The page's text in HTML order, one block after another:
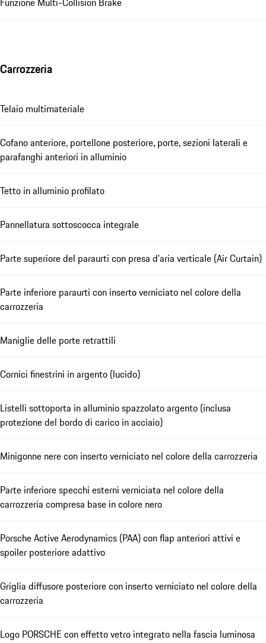
Carrozzeria
Telaio multimateriale
Cofano anteriore, portellone posteriore, porte, sezioni laterali e
parafanghi anteriori in alluminio
Tetto in alluminio profilato
Pannellatura sottoscocca integrale
Parte superiore del paraurti con presa d'aria verticale (Air Curtain)
Parte inferiore paraurti con inserto verniciato nel colore della
carrozzeria
Maniglie delle porte retrattili
Cornici finestrini in argento (lucido)
Listelli sottoporta in alluminio spazzolato argento (inclusa
protezione del bordo di carico in acciaio)
Minigonne nere con inserto verniciato nel colore della carrozzeria
Parte inferiore specchi esterni verniciata nel colore della
carrozzeria compresa base in colore nero
Porsche Active Aerodynamics (PAA) con flap anteriori attivi e
spoiler posteriore adattivo
Griglia diffusore posteriore con inserto verniciato nel colore della
carrozzeria
Logo PORSCHE con effetto vetro integrato nella fascia luminosa